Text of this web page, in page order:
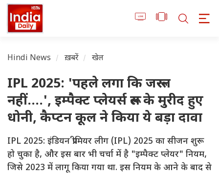
Hindi News ख़बरें खेल
IPL 2025: 'पहले लगा कि जरूरत
नहीं....', इम्पैक्ट प्लेयर्स रूल के मुरीद हुए
धोनी, कैप्टन कूल ने किया ये बड़ा दावा
IPL 2025: इंडियन प्रीमियर लीग (IPL) 2025 का सीजन शुरू
हो चुका है, और इस बार भी चर्चा में है "इम्पैक्ट प्लेयर" नियम,
जिसे 2023 में लागू किया गया था. इस नियम के आने के बाद से